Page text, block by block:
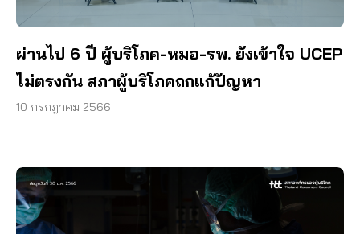
ผ่านไป 6 ปี ผู้บริโภค-หมอ-รพ. ยังเข้าใจ UCEP
ไม่ตรงกัน สภาผู้บริโภคถกแก้ปัญหา
10 กรกฎาคม 2566